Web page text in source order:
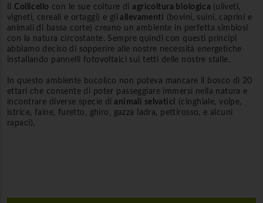
Collicello con le sue colture diagricoltura biologica (uliveti,
vigneti, cereali e ortaggi) e gli allevamenti (bovini, suini, caprini e
animali di bassa corte) creano un ambiente in perfetta simbiosi
con la natura circostante. Sempre quindi con questi principi
abbiamo deciso di sopperire alle nostre necessità energetiche
installando pannelli fotovoltaici sui tetti delle nostre stalle.
In questo ambiente bucolico non poteva mancare il bosco di 20
ettari che consente di poter passeggiare immersi nella natura e
incontrare diverse specie di animali selvatici (cinghiale, volpe,
istrice, faine, furetto, ghiro, gazza ladra, pettirosso, e alcuni
rapaci).